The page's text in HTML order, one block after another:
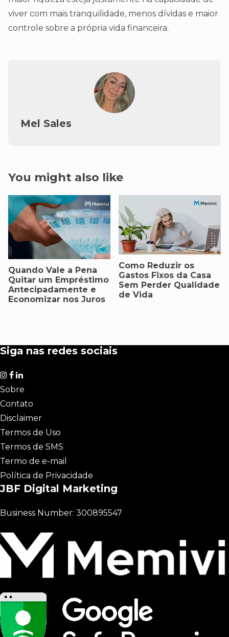
viver com mais tranquilidade, menos dívidas e maior
controle sobre a própria vida financeira.
Mel Sales
You might also like
Quando Vale a Pena
Quitar um Empréstimo
Antecipadamente e
Economizar nos Juros
Como Reduzir os
Gastos Fixos da Casa
Sem Perder Qualidade
de Vida
Siga nas redes sociais
Sobre
Contato
Disclaimer
Termos de Uso
Termos de SMS
Termo de e-mail
Política de Privacidade
JBF Digital Marketing
Business Number: 300895547